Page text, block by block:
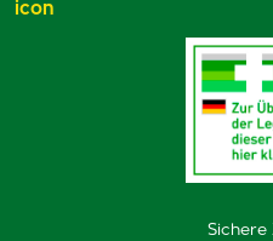
Sichere